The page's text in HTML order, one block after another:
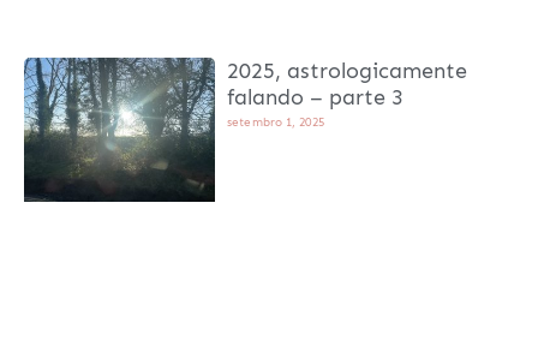
2025, astrologicamente
falando – parte 3
setembro 1, 2025